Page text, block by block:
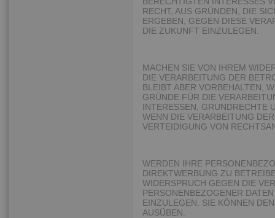
RECHT, AUS GRÜNDEN, DIE
ERGEBEN, GEGEN DIESE
DIE ZUKUNFT EINZULEGEN.
MACHEN SIE VON IHREM
DIE VERARBEITUNG DER
BLEIBT ABER VORBEHALTEN,
GRÜNDE FÜR DIE
INTERESSEN, GRUNDRECHTE
WENN DIE VERARBEITUNG
VERTEIDIGUNG VON
WERDEN IHRE
DIREKTWERBUNG ZU
WIDERSPRUCH GEGEN DIE
PERSONENBEZOGENER
EINZULEGEN. SIE KÖNNEN
AUSÜBEN.